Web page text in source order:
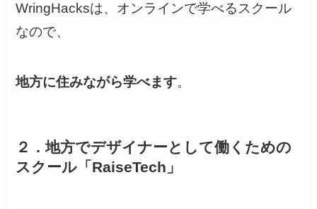
WringHacksは、オンラインで学べるスクール
なので、
地方に住みながら学べます。
２．地方でデザイナーとして働くための
スクール「RaiseTech」